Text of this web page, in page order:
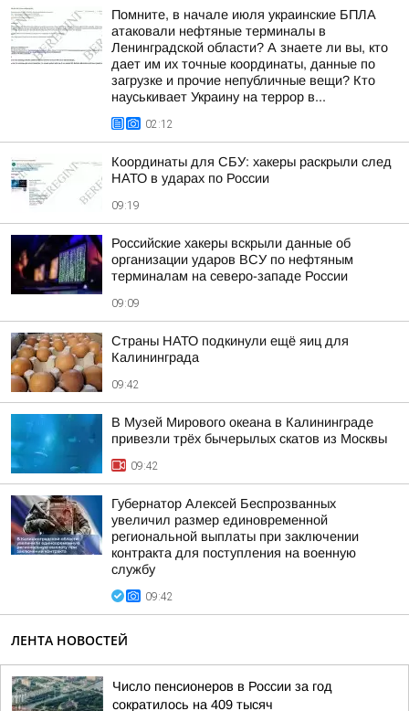
Помните, в начале июля украинские БПЛА
атаковали нефтяные терминалы в
Ленинградской области? А знаете ли вы, кто
дает им их точные координаты, данные по
загрузке и прочие непубличные вещи? Кто
науськивает Украину на террор в...
02:12
Координаты для СБУ: хакеры раскрыли след
НАТО в ударах по России
09:19
Российские хакеры вскрыли данные об
организации ударов ВСУ по нефтяным
терминалам на северо-западе России
09:09
Страны НАТО подкинули ещё яиц для
Калининграда
09:42
В Музей Мирового океана в Калининграде
привезли трёх бычерылых скатов из Москвы
09:42
Губернатор Алексей Беспрозванных
увеличил размер единовременной
региональной выплаты при заключении
контракта для поступления на военную
службу
09:42
ЛЕНТА НОВОСТЕЙ
Число пенсионеров в России за год
сократилось на 409 тысяч